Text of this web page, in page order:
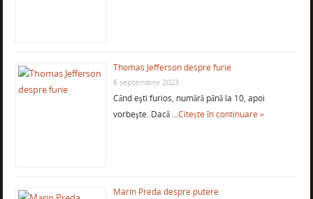
Thomas Jefferson despre furie
6 septembrie 2023
Când eşti furios, numără până la 10, apoi
vorbeşte. Dacă …Citește în continuare »
Marin Preda despre putere